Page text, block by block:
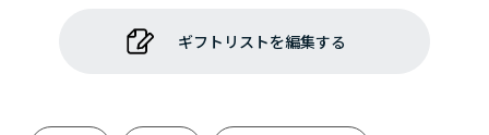
ギフトリストを編集する